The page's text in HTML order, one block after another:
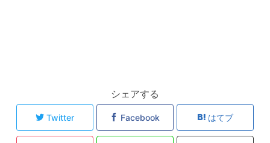
シェアする
Twitter Facebook はてブ